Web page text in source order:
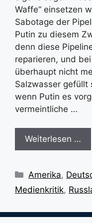
Waffe“ einsetzen
Sabotage der
Putin zu diesem
denn diese
reparieren, und
überhaupt nicht
Salzwasser gefüllt
wenn Putin es
vermeintliche …
Weiterlesen …
Kategorien
Amerika,
Medienkritik,